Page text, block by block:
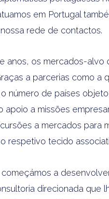
em Portugal
rede de contactos.
anos, os mercados-alvo
a parcerias como a
número de países
apoio a missões
a mercados para
respetivo tecido
a
direcionada que